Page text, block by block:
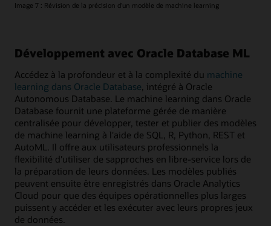
Image 7 : Révision de la précision d'un modèle de machine learning
Développement avec Oracle Database ML
Accédez à la profondeur et à la complexité du machine
learning dans Oracle Database , intégré à Oracle
Autonomous Database. Le machine learning dans Oracle
Database fournit une plateforme gérée de manière
centralisée pour développer, tester et publier des modèles
de machine learning à l'aide de SQL, R, Python, REST et
AutoML. Il offre aux utilisateurs professionnels la
flexibilité d'utiliser de sapproches en libre-service lors de
la préparation de leurs données. Les modèles publiés
peuvent ensuite être enregistrés dans Oracle Analytics
Cloud pour que des équipes opérationnelles plus larges
puissent y accéder et les exécuter avec leurs propres jeux
de données.